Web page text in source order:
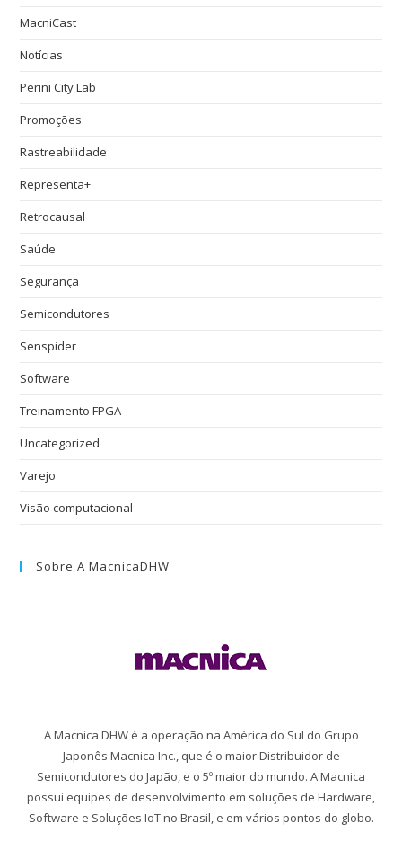
MacniCast
Notícias
Perini City Lab
Promoções
Rastreabilidade
Representa+
Retrocausal
Saúde
Segurança
Semicondutores
Senspider
Software
Treinamento FPGA
Uncategorized
Varejo
Visão computacional
Sobre A MacnicaDHW
A Macnica DHW é a operação na América do Sul do Grupo
Japonês Macnica Inc., que é o maior Distribuidor de
Semicondutores do Japão, e o 5º maior do mundo. A Macnica
possui equipes de desenvolvimento em soluções de Hardware,
Software e Soluções IoT no Brasil, e em vários pontos do globo.